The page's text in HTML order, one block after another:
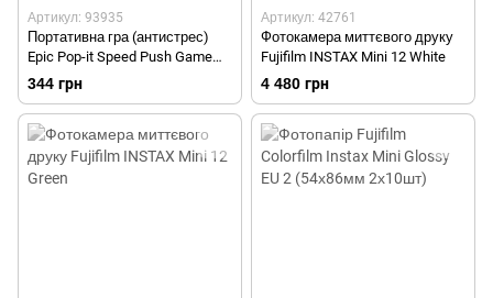
Артикул: 93935
Портативна гра (антистрес)
Epic Pop-it Speed Push Game
Unicorns
344 грн
Артикул: 42761
Фотокамера миттєвого друку
Fujifilm INSTAX Mini 12 White
4 480 грн